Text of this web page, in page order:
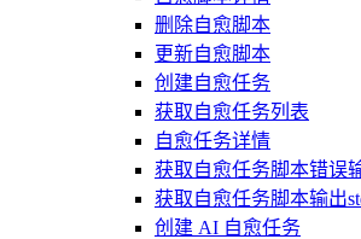
删除自愈脚本
更新自愈脚本
创建自愈任务
获取自愈任务列表
自愈任务详情
获取自愈任务脚本错误
获取自愈任务脚本输出
创建 AI 自愈任务